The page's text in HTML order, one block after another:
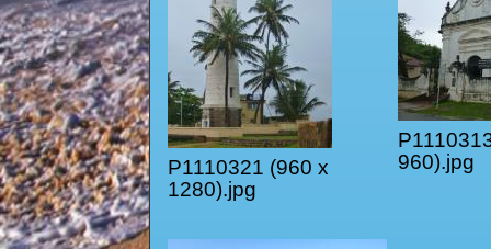
P1110321 (960 x
1280).jpg
960).jpg